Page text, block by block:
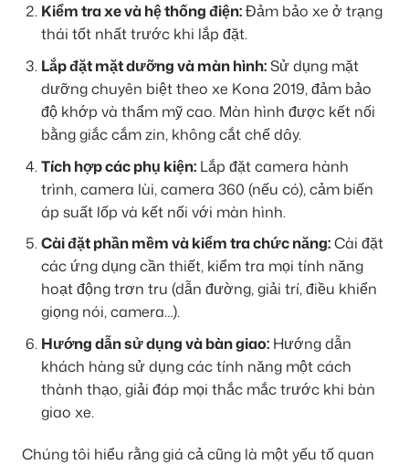
Kiểm tra xe và hệ thống điện:Đảm bảo xe ở trạng
thái tốt nhất trước khi lắp đặt.
Lắp đặt mặt dưỡng và màn hình:Sử dụng mặt
dưỡng chuyên biệt theo xe Kona 2019, đảm bảo
độ khớp và thẩm mỹ cao. Màn hình được kết nối
bằng giắc cắm zin, không cắt chế dây.
Tích hợp các phụ kiện:Lắp đặt camera hành
trình, camera lùi, camera 360 (nếu có), cảm biến
áp suất lốp và kết nối với màn hình.
Cài đặt phần mềm và kiểm tra chức năng:Cài đặt
các ứng dụng cần thiết, kiểm tra mọi tính năng
hoạt động trơn tru (dẫn đường, giải trí, điều khiển
giọng nói, camera…).
Hướng dẫn sử dụng và bàn giao:Hướng dẫn
khách hàng sử dụng các tính năng một cách
thành thạo, giải đáp mọi thắc mắc trước khi bàn
giao xe.
Chúng tôi hiểu rằng giá cả cũng là một yếu tố quan